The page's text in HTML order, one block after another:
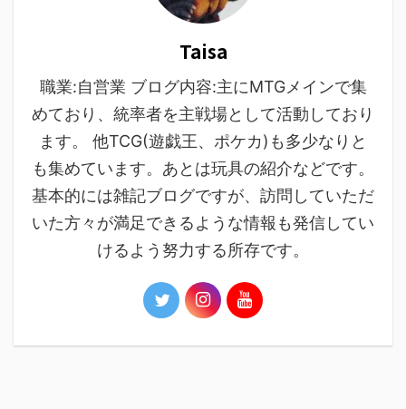
Taisa
職業:自営業 ブログ内容:主にMTGメインで集
めており、統率者を主戦場として活動しており
ます。 他TCG(遊戯王、ポケカ)も多少なりと
も集めています。あとは玩具の紹介などです。
基本的には雑記ブログですが、訪問していただ
いた方々が満足できるような情報も発信してい
けるよう努力する所存です。